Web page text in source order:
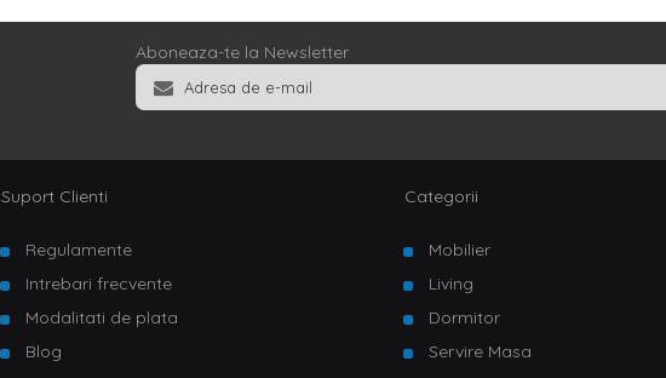
Aboneaza-te la Newsletter
Suport Clienti
Regulamente
Intrebari frecvente
Modalitati de plata
Blog
Categorii
Mobilier
Living
Dormitor
Servire Masa